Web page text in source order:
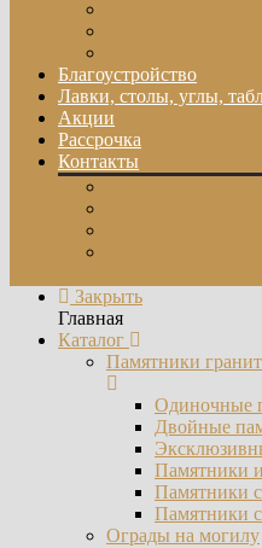
Благоустройство
Лавки, столы, углы,
Акции
Рассрочка
Контакты
Закрыть
Главная
Каталог
Памятники
Одиночные
Двойные
Памятники
Памятники
Памятники с
Ограды на могилу